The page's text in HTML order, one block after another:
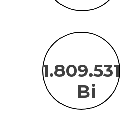
1.958.412
Bi